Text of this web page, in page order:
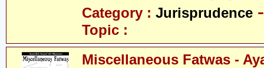
Category : Jurisprudence
Topic :
Miscellaneous Fatwas -